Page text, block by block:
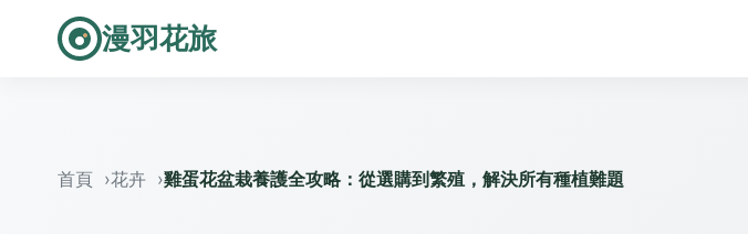
漫羽花旅
首頁 花卉 雞蛋花盆栽養護全攻略：從選購到繁殖，解決所有種植難題